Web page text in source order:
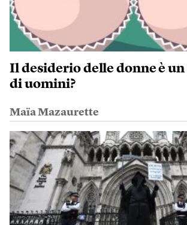
Il desiderio delle donne è
di uomini?
Maïa Mazaurette